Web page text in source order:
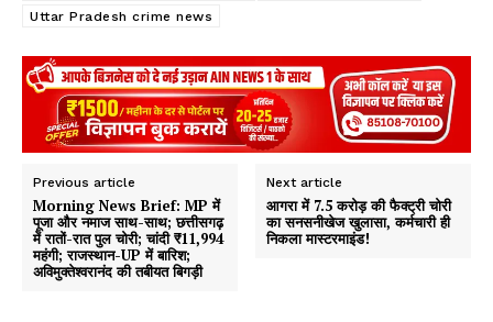
Uttar Pradesh crime news
Previous article
Morning News Brief: MP में
पूजा और नमाज साथ-साथ; छत्तीसगढ़
में रातों-रात पुल चोरी; चांदी ₹11,994
महंगी; राजस्थान-UP में बारिश;
अविमुक्तेश्वरानंद की तबीयत बिगड़ी
Next article
आगरा में 7.5 करोड़ की फैक्ट्री चोरी
का सनसनीखेज खुलासा, कर्मचारी ही
निकला मास्टरमाइंड!